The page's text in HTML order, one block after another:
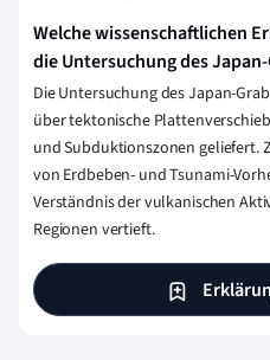
Welche wissenschaftlichen
die Untersuchung des
Die Untersuchung des Japan-
über tektonische
und Subduktionszonen geliefert.
von Erdbeben- und Tsunami-
Verständnis der vulkanischen
Regionen vertieft.